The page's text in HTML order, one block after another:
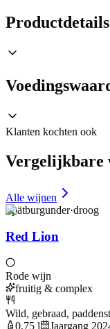
Productdetails
Klanten kochten ook
Vergelijkbare
Alle wijnen
Spätburgunder·droog
Red Lion
Rode wijn
fruitig & complex
Wild, gebraad,
0,75 l
Jaargang